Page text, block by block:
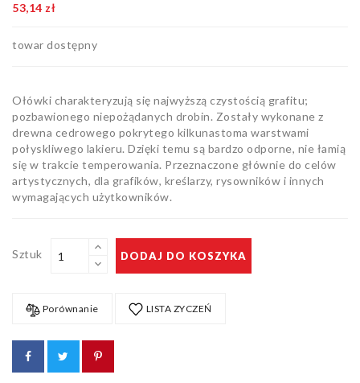
53,14 zł
towar dostępny
Ołówki charakteryzują się najwyższą czystością grafitu;
pozbawionego niepożądanych drobin. Zostały wykonane z
drewna cedrowego pokrytego kilkunastoma warstwami
połyskliwego lakieru. Dzięki temu są bardzo odporne, nie łamią
się w trakcie temperowania. Przeznaczone głównie do celów
artystycznych, dla grafików, kreślarzy, rysowników i innych
wymagających użytkowników.
Sztuk DODAJ DO KOSZYKA
Porównanie LISTA ZYCZEŃ